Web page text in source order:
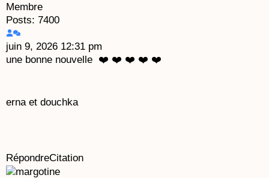
Membre
Posts: 7400
juin 9, 2026 12:31 pm
une bonne nouvelle ❤️ ❤️ ❤️ ❤️ ❤️
erna et douchka
RépondreCitation